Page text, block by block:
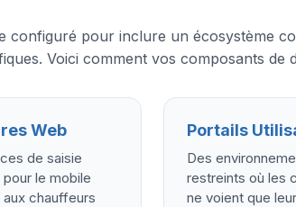
configuré pour inclure un écosystème
Voici comment vos composants de
Web
de saisie
le mobile
chauffeurs
Portails
Des
restreints où les
ne voient que